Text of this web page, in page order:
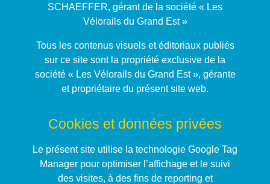
SCHAEFFER, gérant de la société « Les
Vélorails du Grand Est »
Tous les contenus visuels et éditoriaux publiés
sur ce site sont la propriété exclusive de la
société « Les Vélorails du Grand Est », gérante
et propriétaire du présent site web.
Cookies et données privées
Le présent site utilise la technologie Google Tag
Manager pour optimiser l’affichage et le suivi
des visites, à des fins de reporting et